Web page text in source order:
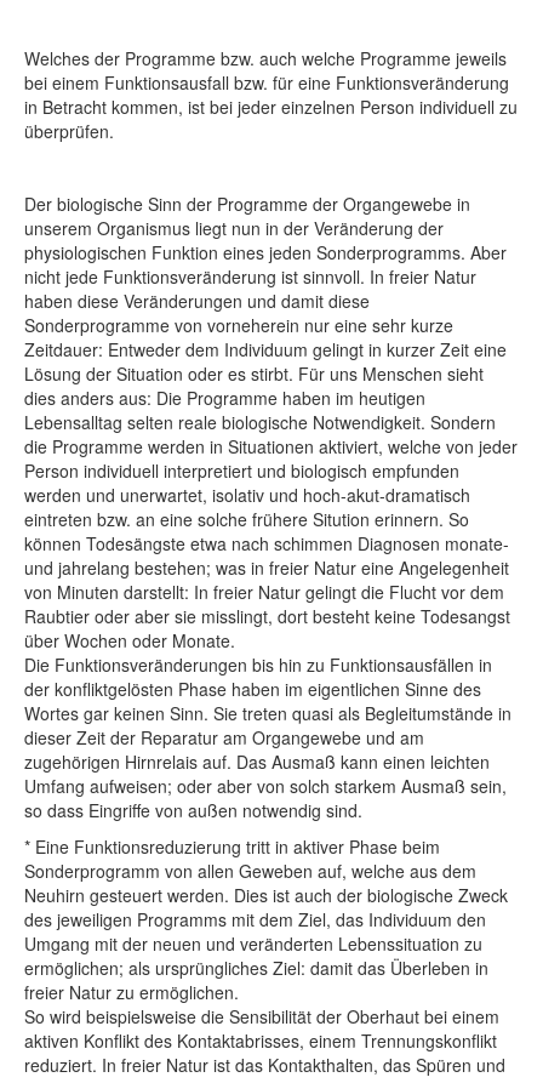
Welches der Programme bzw. auch welche Programme jeweils
bei einem Funktionsausfall bzw. für eine Funktionsveränderung
in Betracht kommen, ist bei jeder einzelnen Person individuell zu
überprüfen.
Der biologische Sinn der Programme der Organgewebe in
unserem Organismus liegt nun in der Veränderung der
physiologischen Funktion eines jeden Sonderprogramms. Aber
nicht jede Funktionsveränderung ist sinnvoll. In freier Natur
haben diese Veränderungen und damit diese
Sonderprogramme von vorneherein nur eine sehr kurze
Zeitdauer: Entweder dem Individuum gelingt in kurzer Zeit eine
Lösung der Situation oder es stirbt. Für uns Menschen sieht
dies anders aus: Die Programme haben im heutigen
Lebensalltag selten reale biologische Notwendigkeit. Sondern
die Programme werden in Situationen aktiviert, welche von jeder
Person individuell interpretiert und biologisch empfunden
werden und unerwartet, isolativ und hoch-akut-dramatisch
eintreten bzw. an eine solche frühere Sitution erinnern. So
können Todesängste etwa nach schimmen Diagnosen monate-
und jahrelang bestehen; was in freier Natur eine Angelegenheit
von Minuten darstellt: In freier Natur gelingt die Flucht vor dem
Raubtier oder aber sie misslingt, dort besteht keine Todesangst
über Wochen oder Monate.
Die Funktionsveränderungen bis hin zu Funktionsausfällen in
der konfliktgelösten Phase haben im eigentlichen Sinne des
Wortes gar keinen Sinn. Sie treten quasi als Begleitumstände in
dieser Zeit der Reparatur am Organgewebe und am
zugehörigen Hirnrelais auf. Das Ausmaß kann einen leichten
Umfang aufweisen; oder aber von solch starkem Ausmaß sein,
so dass Eingriffe von außen notwendig sind.
* Eine Funktionsreduzierung tritt in aktiver Phase beim
Sonderprogramm von allen Geweben auf, welche aus dem
Neuhirn gesteuert werden. Dies ist auch der biologische Zweck
des jeweiligen Programms mit dem Ziel, das Individuum den
Umgang mit der neuen und veränderten Lebenssituation zu
ermöglichen; als ursprüngliches Ziel: damit das Überleben in
freier Natur zu ermöglichen.
So wird beispielsweise die Sensibilität der Oberhaut bei einem
aktiven Konflikt des Kontaktabrisses, einem Trennungskonflikt
reduziert. In freier Natur ist das Kontakthalten, das Spüren und